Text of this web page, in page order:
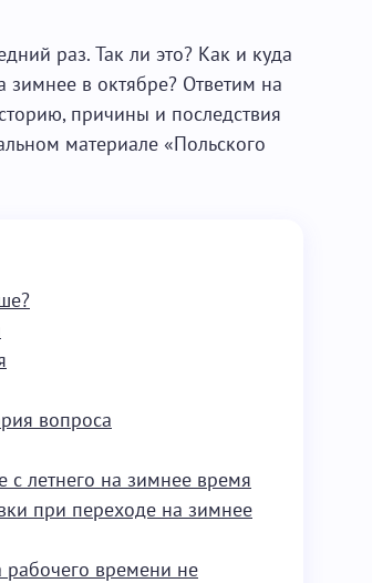
раз. Так ли это? Как и куда
зимнее в октябре? Ответим на
причины и последствия
материале «Польского
вопроса
летнего на зимнее время
при переходе на зимнее
рабочего времени не